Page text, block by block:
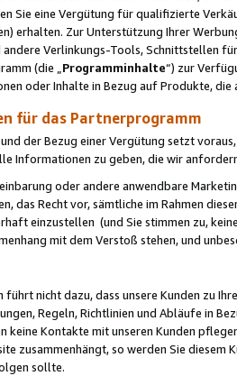
Sie eine Vergütung für qualifizierte
erhalten. Zur Unterstützung Ihrer
Verlinkungs-Tools, Schnittstellen
(die „ Programminhalte“) zur
oder Inhalte in Bezug auf Produkte,
für das Partnerprogramm
der Bezug einer Vergütung setzt
Informationen zu geben, die wir
oder andere anwendbare
das Recht vor, sämtliche im Rahmen
einzustellen (und Sie stimmen zu,
mit dem Verstoß stehen, und
nicht dazu, dass unsere Kunden zu
Regeln, Richtlinien und Abläufe in
keine Kontakte mit unseren Kunden
zusammenhängt, so werden Sie
sollte.